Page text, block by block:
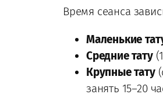
Время сеанса
Маленькие
Средние тату
Крупные тату
занять 15–20